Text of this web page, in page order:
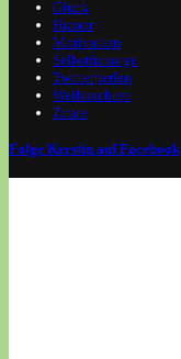
Glück
Humor
Motivation
Selbstfürsorge
Twitterperlen
Weihnachten
Zitate
Folge Kerstin auf Facebook